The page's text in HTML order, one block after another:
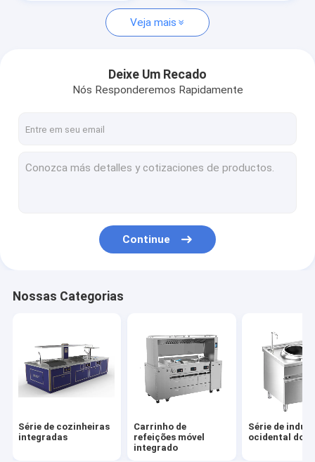
Série de cozinheiras integradas
Série de indução ocidental do piso
Série Western Electric de piso
Série elétrica inclinada
Construído em série de indução
Construído em série elétrica
Série de Indução de Desktop
Série Elétrica de Desktop
Veja mais
Deixe Um Recado
Nós Responderemos Rapidamente
Continue
Nossas Categorias
Série de cozinheiras
integradas
Carrinho de
refeições móvel
integrado
Série de
ocidental do